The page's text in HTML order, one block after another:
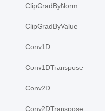
ClipGradByNorm
ClipGradByValue
Conv1D
Conv1DTranspose
Conv2D
Conv2DTranspose